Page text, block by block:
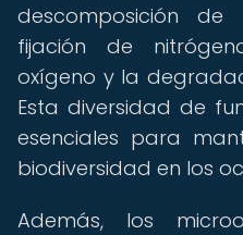
descomposición
fijación de
oxígeno y la
Esta diversidad de
esenciales para
biodiversidad en los
Además, los